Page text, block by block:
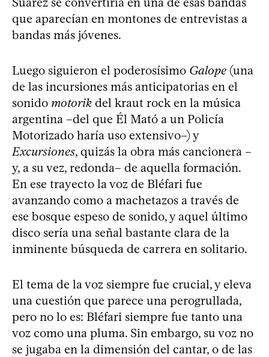
que aparecían en montones de entrevistas a
bandas más jóvenes.
Luego siguieron el poderosísimo Galope (una
de las incursiones más anticipatorias en el
sonido motorik del kraut rock en la música
argentina –del que Él Mató a un Policía
Motorizado haría uso extensivo–) y
Excursiones, quizás la obra más cancionera –
y, a su vez, redonda– de aquella formación.
En ese trayecto la voz de Bléfari fue
avanzando como a machetazos a través de
ese bosque espeso de sonido, y aquel último
disco sería una señal bastante clara de la
inminente búsqueda de carrera en solitario.
El tema de la voz siempre fue crucial, y eleva
una cuestión que parece una perogrullada,
pero no lo es: Bléfari siempre fue tanto una
voz como una pluma. Sin embargo, su voz no
se jugaba en la dimensión del cantar, o de las